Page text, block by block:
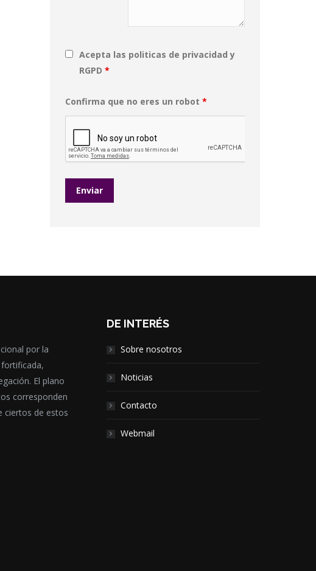
Acepta las politicas de privacidad y
RGPD *
Confirma que no eres un robot *
por la
El plano
corresponden
ciertos de estos
DE INTERÉS
Sobre nosotros
Noticias
Contacto
Webmail